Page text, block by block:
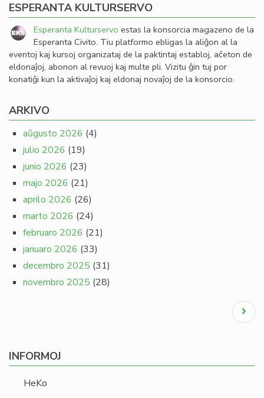
ESPERANTA KULTURSERVO
Esperanta Kulturservo estas la konsorcia magazeno de la
Esperanta Civito. Tiu platformo ebligas la aliĝon al la
eventoj kaj kursoj organizataj de la paktintaj establoj, aĉeton de
eldonaĵoj, abonon al revuoj kaj multe pli. Vizitu ĝin tuj por
konatiĝi kun la aktivaĵoj kaj eldonaj novaĵoj de la konsorcio.
ARKIVO
aŭgusto 2026 (4)
julio 2026 (19)
junio 2026 (23)
majo 2026 (21)
aprilo 2026 (26)
marto 2026 (24)
februaro 2026 (21)
januaro 2026 (33)
decembro 2025 (31)
novembro 2025 (28)
Next
page
INFORMOJ
HeKo